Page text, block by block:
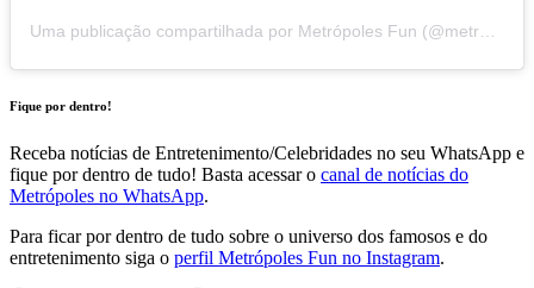
Fique por dentro!
Receba notícias de Entretenimento/Celebridades no seu WhatsApp e
fique por dentro de tudo! Basta acessar o canal de notícias do
Metrópoles no WhatsApp.
Para ficar por dentro de tudo sobre o universo dos famosos e do
entretenimento siga o perfil Metrópoles Fun no Instagram.